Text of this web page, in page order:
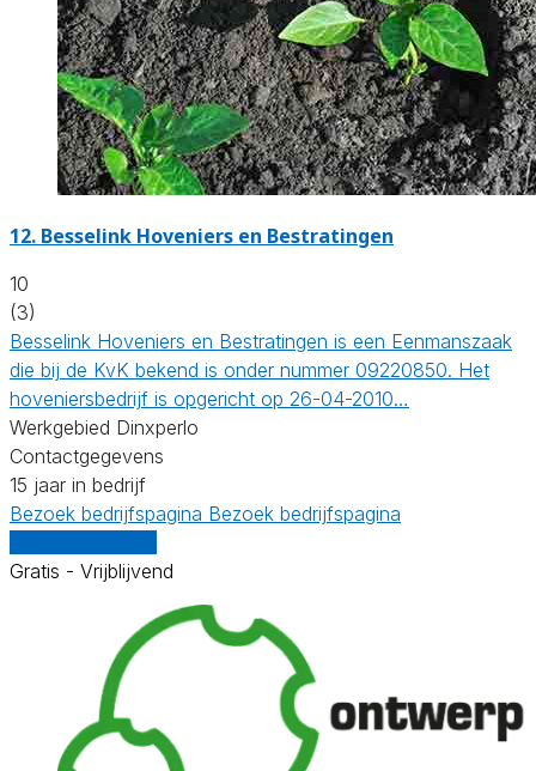
12. Besselink Hoveniers en Bestratingen
10
(3)
Besselink Hoveniers en Bestratingen is een Eenmanszaak
die bij de KvK bekend is onder nummer 09220850. Het
hoveniersbedrijf is opgericht op 26-04-2010…
Werkgebied Dinxperlo
Contactgegevens
15 jaar in bedrijf
Bezoek bedrijfspagina Bezoek bedrijfspagina
Gratis - Vrijblijvend